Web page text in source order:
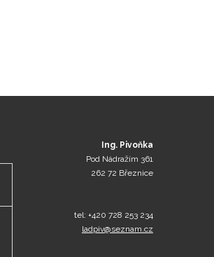
Ing. Pivoňka
Pod Nádražím 361
262 72 Březnice
tel: +420 728 253 234
ladpiv@seznam.cz